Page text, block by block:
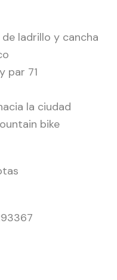
ladrillo y cancha
par 71
la ciudad
bike